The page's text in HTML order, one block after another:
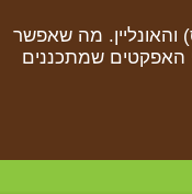
מה שאפשר
האפקטים שמתכננים